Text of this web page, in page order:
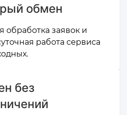
обмен
обработка заявок и
работа сервиса
без